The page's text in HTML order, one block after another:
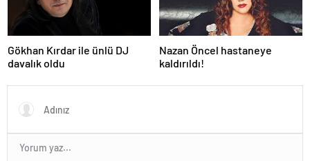
Gökhan Kırdar ile ünlü DJ
davalık oldu
Nazan Öncel hastaneye
kaldırıldı!